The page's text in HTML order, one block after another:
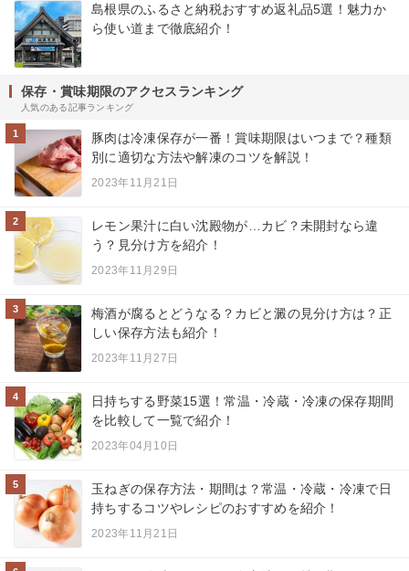
島根県のふるさと納税おすすめ返礼品5選！魅力か
ら使い道まで徹底紹介！
保存・賞味期限のアクセスランキング
人気のある記事ランキング
1
豚肉は冷凍保存が一番！賞味期限はいつまで？種類
別に適切な方法や解凍のコツを解説！
2023年11月21日
2
レモン果汁に白い沈殿物が…カビ？未開封なら違
う？見分け方を紹介！
2023年11月29日
3
梅酒が腐るとどうなる？カビと澱の見分け方は？正
しい保存方法も紹介！
2023年11月27日
4
日持ちする野菜15選！常温・冷蔵・冷凍の保存期間
を比較して一覧で紹介！
2023年04月10日
5
玉ねぎの保存方法・期間は？常温・冷蔵・冷凍で日
持ちするコツやレシピのおすすめを紹介！
2023年11月21日